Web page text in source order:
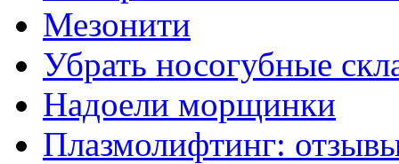
Мезонити
Убрать носогубные
Надоели морщинки
Плазмолифтинг: